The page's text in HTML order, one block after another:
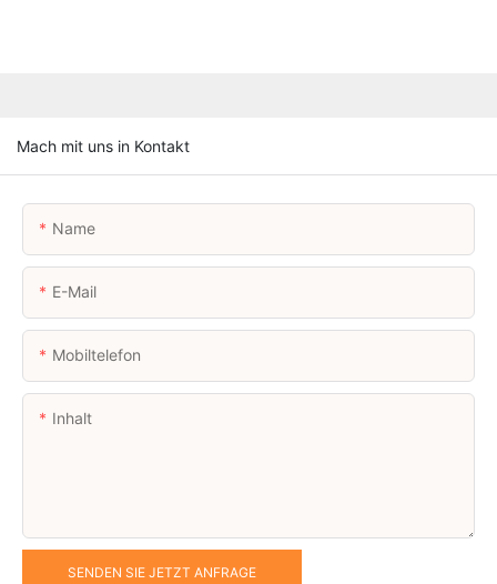
Mach mit uns in Kontakt
Name
E-Mail
Mobiltelefon
Inhalt
SENDEN SIE JETZT ANFRAGE